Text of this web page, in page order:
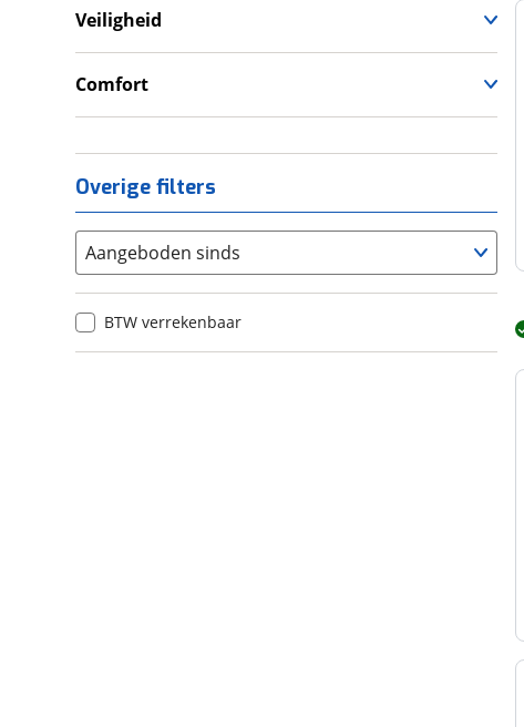
Veiligheid
LED verlichting
Comfort
Overige filters
Aangeboden sinds
BTW verrekenbaar